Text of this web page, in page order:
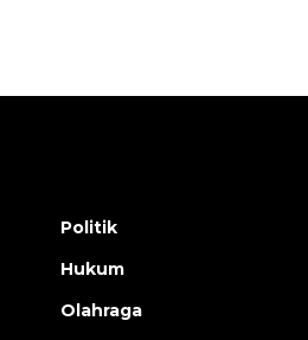
Politik
Hukum
Olahraga